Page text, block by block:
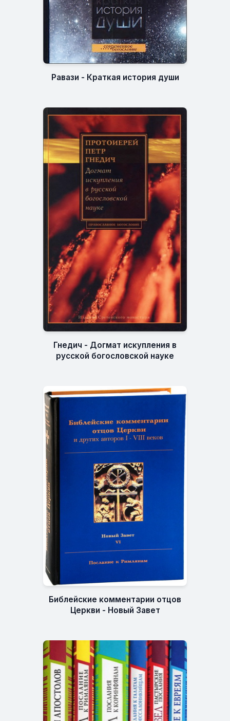
Равази - Краткая история души
Гнедич - Догмат искупления в
русской богословской науке
Библейские комментарии отцов
Церкви - Новый Завет